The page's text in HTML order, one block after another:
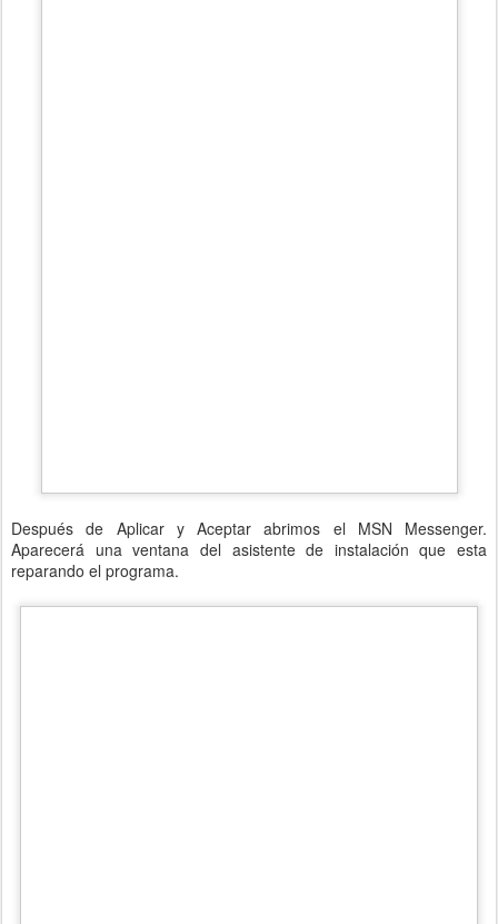
Después de Aplicar y Aceptar abrimos el MSN Messenger.
Aparecerá una ventana del asistente de instalación que esta
reparando el programa.